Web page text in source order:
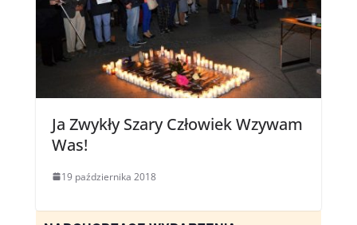
Ja Zwykły Szary Człowiek Wzywam
Was!
19 października 2018